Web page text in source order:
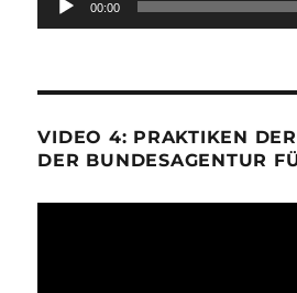
00:00
VIDEO 4: PRAKTIKEN
DER BUNDESAGENTUR